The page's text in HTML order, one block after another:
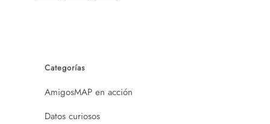
Categorías
AmigosMAP en acción
Datos curiosos